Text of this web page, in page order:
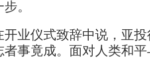
。
仪式致辞中说，亚投
者事竟成。面对人类和